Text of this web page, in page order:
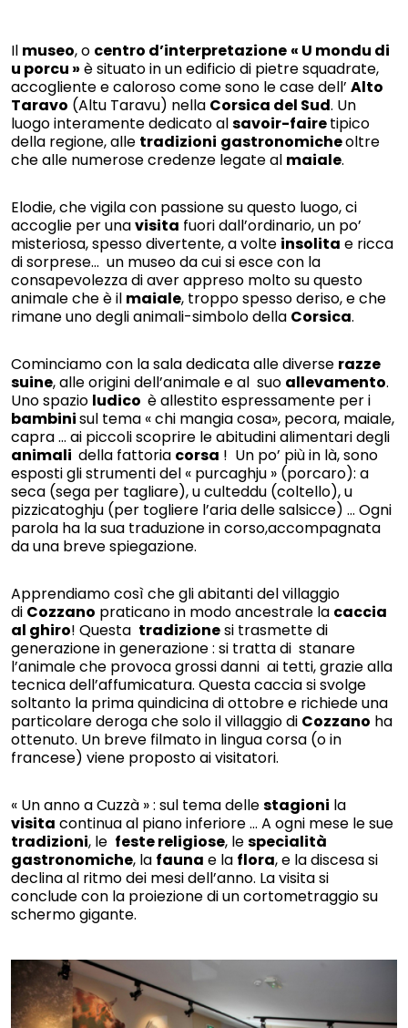
Il museo, o centro d’interpretazione « U mondu di
u porcu » è situato in un edificio di pietre squadrate,
accogliente e caloroso come sono le case dell’ Alto
Taravo (Altu Taravu) nella Corsica del Sud. Un
luogo interamente dedicato alsavoir-fairetipico
della regione, alle tradizioni gastronomicheoltre
che alle numerose credenze legate al maiale.
Elodie, che vigila con passione su questo luogo, ci
accoglie per unavisita fuori dall’ordinario, un po’
misteriosa, spesso divertente, a volte insolita e ricca
di sorprese... un museo da cui si esce con la
consapevolezza di aver appreso molto su questo
animale che è il maiale, troppo spesso deriso, e che
rimane uno degli animali-simbolo della Corsica.
Cominciamo con la sala dedicata alle diverse razze
suine, alle origini dell’animale e al suo allevamento.
Uno spazio ludico è allestito espressamente per i
bambinisul tema « chi mangia cosa», pecora, maiale,
capra … ai piccoli scoprire le abitudini alimentari degli
animali della fattoria corsa ! Un po’ più in là, sono
esposti gli strumenti del « purcaghju » (porcaro): a
seca (sega per tagliare), u culteddu (coltello), u
pizzicatoghju (per togliere l’aria delle salsicce) … Ogni
parola ha la sua traduzione in corso,accompagnata
da una breve spiegazione.
Apprendiamo così che gli abitanti del villaggio
di Cozzano praticano in modo ancestrale la caccia
al ghiro! Questa tradizionesi trasmette di
generazione in generazione : si tratta di stanare
l’animale che provoca grossi danni ai tetti, grazie alla
tecnica dell’affumicatura. Questa caccia si svolge
soltanto la prima quindicina di ottobre e richiede una
particolare deroga che solo il villaggio di Cozzano ha
ottenuto. Un breve filmato in lingua corsa (o in
francese) viene proposto ai visitatori.
« Un anno a Cuzzà » : sul tema dellestagioni la
visita continua al piano inferiore … A ogni mese le sue
tradizioni, le feste religiose, lespecialità
gastronomiche, la fauna e la flora, e la discesa si
declina al ritmo dei mesi dell’anno. La visita si
conclude con la proiezione di un cortometraggio su
schermo gigante.